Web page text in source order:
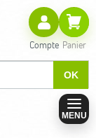
OK
Compte Panier
MENU